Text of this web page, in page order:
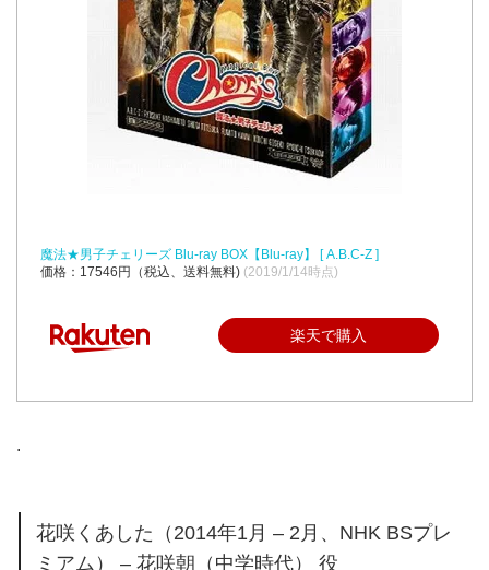
魔法★男子チェリーズ Blu-ray BOX【Blu-ray】 [ A.B.C-Z ]
価格：17546円（税込、送料無料) (2019/1/14時点)
楽天で購入
.
花咲くあした（2014年1月 – 2月、NHK BSプレ
ミアム） – 花咲朝（中学時代） 役